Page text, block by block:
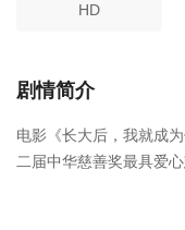
HD
剧情简介
电影《长大后，我就成
二届中华慈善奖最具爱
建爱心助学机构、罹患